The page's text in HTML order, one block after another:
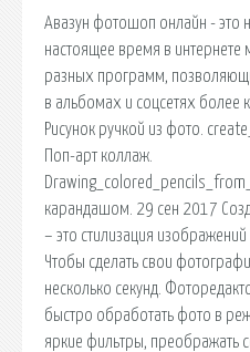
Авазун фотошоп онлайн - это
настоящее время в
разных программ,
в альбомах и соцсетях более
Рисунок ручкой из фото.
Поп-арт коллаж.
карандашом. 29 сен 2017
– это стилизация
Чтобы сделать свои
несколько секунд.
быстро обработать фото в
яркие фильтры, преображать